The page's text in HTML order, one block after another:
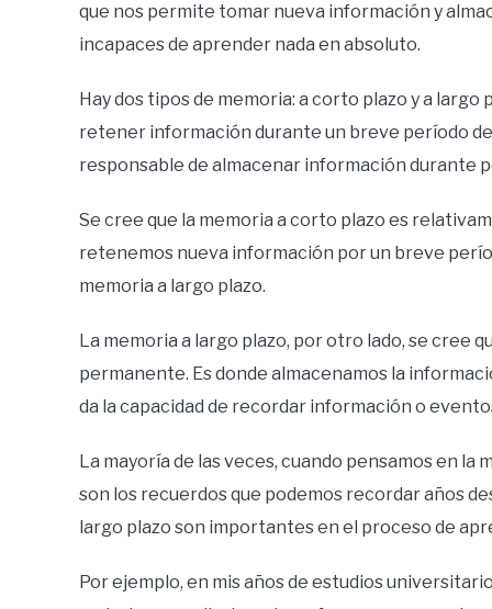
que nos permite tomar nueva información y
incapaces de aprender nada en absoluto.
Hay dos tipos de memoria: a corto plazo y a
retener información durante un breve período
responsable de almacenar información durante
Se cree que la memoria a corto plazo es
retenemos nueva información por un breve
memoria a largo plazo.
La memoria a largo plazo, por otro lado, se cree
permanente. Es donde almacenamos la
da la capacidad de recordar información o
La mayoría de las veces, cuando pensamos en
son los recuerdos que podemos recordar años
largo plazo son importantes en el proceso de
Por ejemplo, en mis años de estudios